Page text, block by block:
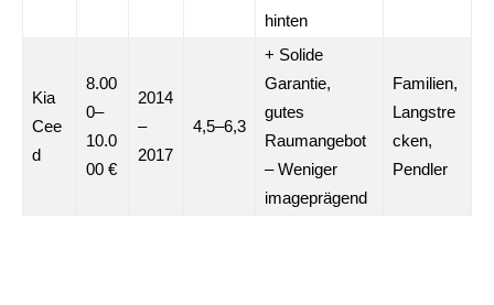
hinten
Kia
Cee
d
8.00
0–
10.0
00 €
2014
–
2017
4,5–6,3
+ Solide
Garantie,
gutes
Raumangebot
– Weniger
imageprägend
Familien,
Langstre
cken,
Pendler